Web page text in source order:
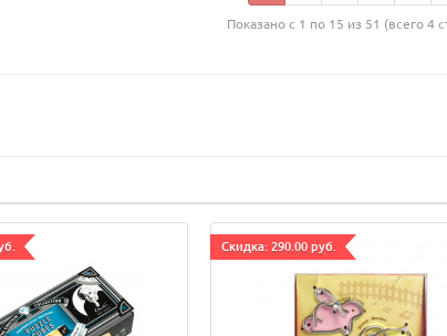
Показано с 1 по 15 из 51 (всего 4
Cкидка: 290.00 руб.